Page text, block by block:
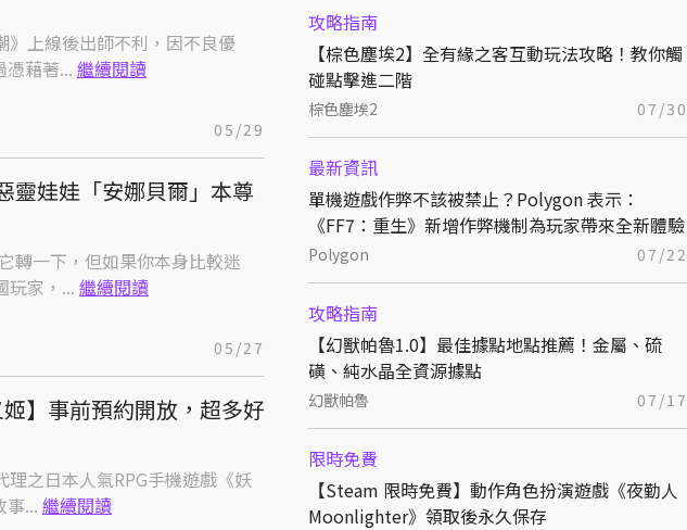
攻略指南
【棕色塵埃2】全有緣之客互動玩法攻略！教你觸
碰點擊進二階
棕色塵埃2 07/30
最新資訊
單機遊戲作弊不該被禁止？Polygon 表示：
《FF7：重生》新增作弊機制為玩家帶來全新體驗
Polygon 07/22
攻略指南
【幻獸帕魯1.0】最佳據點地點推薦！金屬、硫
磺、純水晶全資源據點
幻獸帕魯 07/17
限時免費
【Steam 限時免費】動作角色扮演遊戲《夜勤人
Moonlighter》領取後永久保存
》上線後出師不利，因不良優
藉著... 繼續閱讀
05/29
靈娃娃「安娜貝爾」本尊
轉一下，但如果你本身比較迷
玩家，... 繼續閱讀
05/27
】事前預約開放，超多好
之日本人氣RPG手機遊戲《妖
事... 繼續閱讀